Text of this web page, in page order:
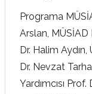
Programa
Arslan,
Dr. Halim
Dr. Nevzat
Yardımcısı